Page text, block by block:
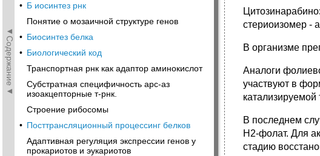
◄Содержание◄
• Б иосинтез рнк
Понятие о мозаичной структуре генов
• Биосинтез белка
• Биологический код
Транспортная рнк как адаптор аминокислот
Субстратная специфичность арс-аз
изоакцепторные т-рнк.
Строение рибосомы
• Посттрансляционный процессинг белков
Адаптивная регуляция экспрессии генов у
прокариотов и эукариотов
стериоизомер -
В организме
Аналоги
участвуют в
катализируемой
В последнем
Н2-фолат. Для
стадию